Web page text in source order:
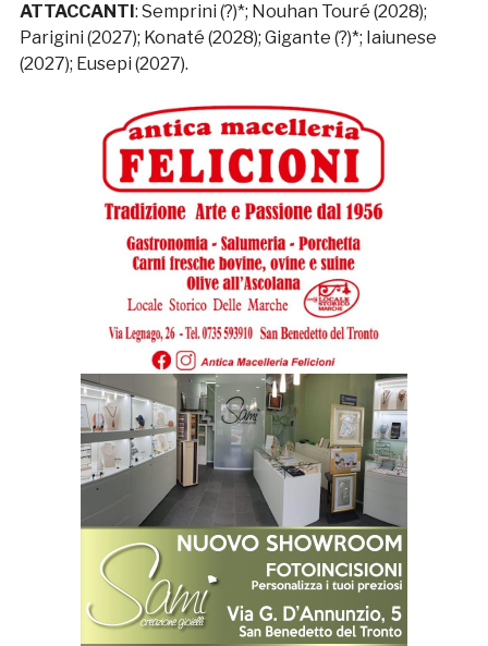
ATTACCANTI : Semprini (?)*; Nouhan Touré (2028);
Parigini (2027); Konaté (2028); Gigante (?)*; Iaiunese
(2027); Eusepi (2027).